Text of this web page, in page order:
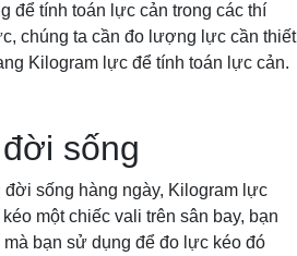
để tính toán lực cản trong các thí
chúng ta cần đo lượng lực cần thiết
Kilogram lực để tính toán lực cản.
sống
sống hàng ngày, Kilogram lực
một chiếc vali trên sân bay, bạn
bạn sử dụng để đo lực kéo đó